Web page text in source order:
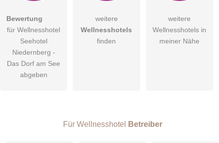
DieDatenschutzerklärunghabe ich zur Kenntnis genommen.
öffentliche Frage stellen
Hinweis:Bitte beachten Sie, öffentliche Fragen sind
Bewertung
für Wellnesshotel
Seehotel
Niedernberg -
Das Dorf am See
abgeben
weitere
Wellnesshotels
finden
weitere
Wellnesshotels in
meiner Nähe
Für Wellnesshotel Betreiber